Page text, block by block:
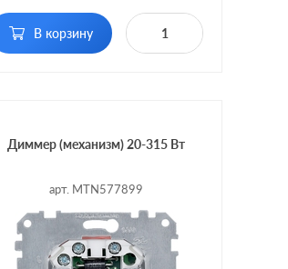
Подсветка: без подсветки
поворотно-нажимной, с
В корзину
Диммер (механизм) 20-315 Вт
арт. MTN577899